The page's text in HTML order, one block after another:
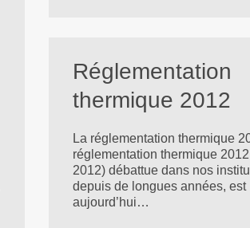
Réglementation
thermique 2012
La réglementation thermique
réglementation thermique
2012) débattue dans nos
depuis de longues années, est
aujourd’hui…